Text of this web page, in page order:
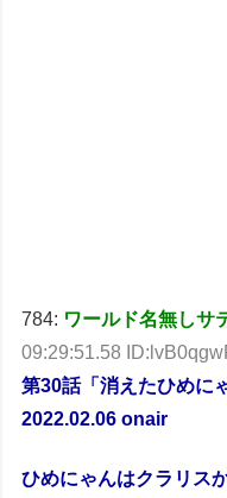
784: ワールド名無しサ
09:29:51.58
第30話「消えたひめに
2022.02.06 onair
ひめにゃんはクラリス